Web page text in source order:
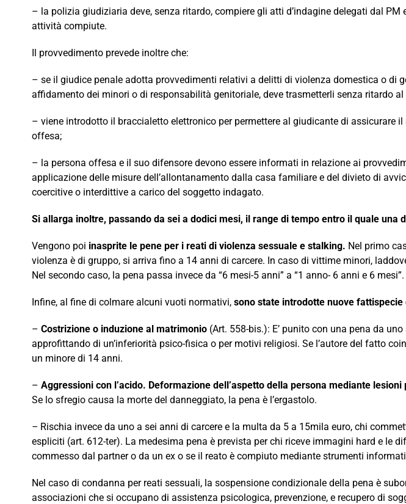
– la polizia giudiziaria deve, senza ritardo, compiere gli atti d’indagine delegati dal
attività compiute.
Il provvedimento prevede inoltre che:
– se il giudice penale adotta provvedimenti relativi a delitti di violenza domestica o di
affidamento dei minori o di responsabilità genitoriale, deve trasmetterli senza ritardo
– viene introdotto il braccialetto elettronico per permettere al giudicante di
offesa;
– la persona offesa e il suo difensore devono essere informati in relazione ai
applicazione delle misure dell’allontanamento dalla casa familiare e del divieto di
coercitive o interdittive a carico del soggetto indagato.
Si allarga inoltre, passando da sei a dodici mesi, il range di tempo entro il quale una
Vengono poi inasprite le pene per i reati di violenza sessuale e stalking. Nel primo
violenza è di gruppo, si arriva fino a 14 anni di carcere. In caso di vittime minori,
Nel secondo caso, la pena passa invece da “6 mesi-5 anni” a “1 anno- 6 anni e 6 mesi”.
Infine, al fine di colmare alcuni vuoti normativi, sono state introdotte nuove fattispecie
– Costrizione o induzione al matrimonio (Art. 558-bis.): E’ punito con una pena da
approfittando di un’inferiorità psico-fisica o per motivi religiosi. Se l’autore del fatto
un minore di 14 anni.
– Aggressioni con l’acido. Deformazione dell’aspetto della persona mediante
Se lo sfregio causa la morte del danneggiato, la pena è l’ergastolo.
– Rischia invece da uno a sei anni di carcere e la multa da 5 a 15mila euro, chi
espliciti (art. 612-ter). La medesima pena è prevista per chi riceve immagini hard e le
commesso dal partner o da un ex o se il reato è compiuto mediante strumenti
Nel caso di condanna per reati sessuali, la sospensione condizionale della pena è
associazioni che si occupano di assistenza psicologica, prevenzione, e recupero di